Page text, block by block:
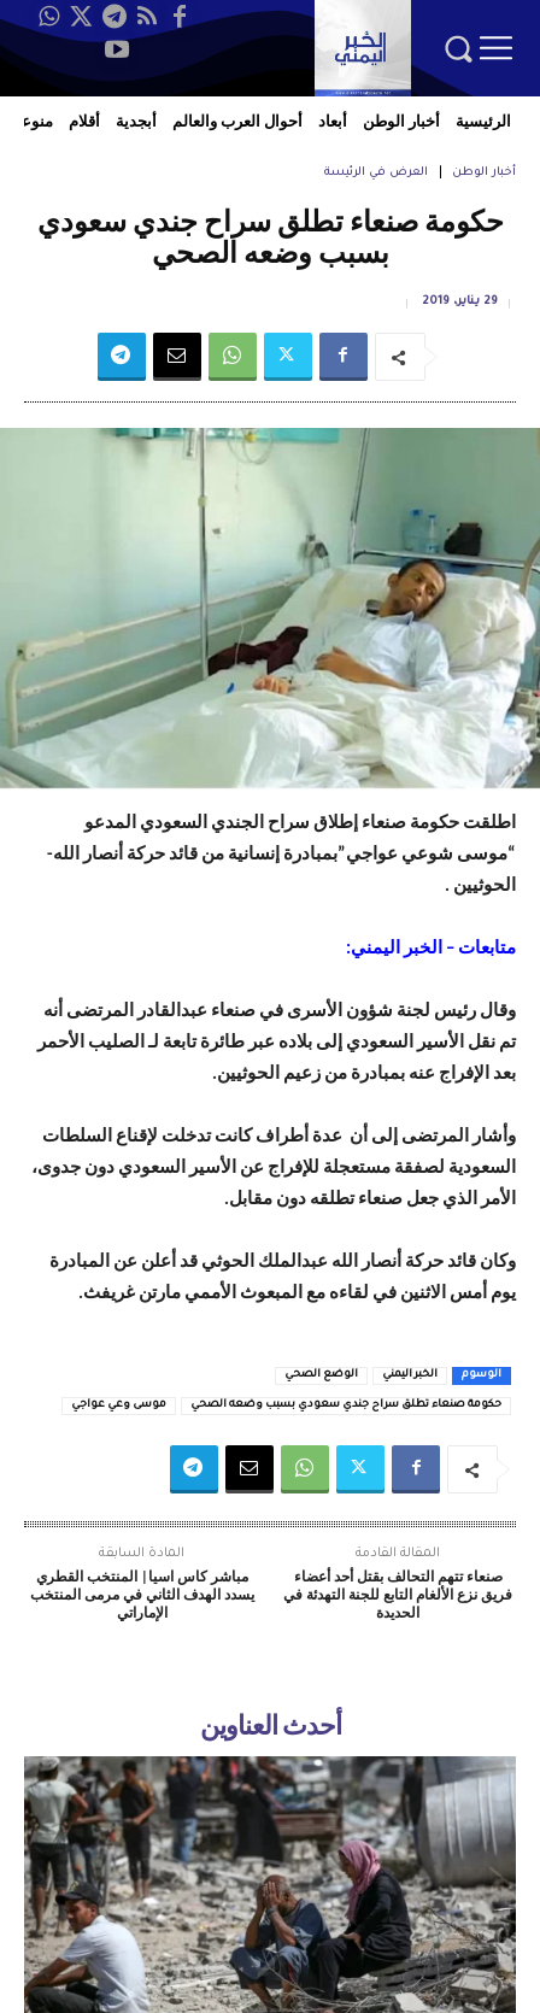
الرئيسية أخبار الوطن أبعاد أحوال العرب والعالم أبجدية أقلام منوعات
أخبار الوطن العرض في الرئيسة
حكومة صنعاء تطلق سراح جندي سعودي
بسبب وضعه الصحي
29 يناير، 2019
اطلقت حكومة صنعاء إطلاق سراح الجندي السعودي المدعو
“موسى شوعي عواجي”بمبادرة إنسانية من قائد حركة أنصار الله-
الحوثيين .
متابعات – الخبر اليمني:
وقال رئيس لجنة شؤون الأسرى في صنعاء عبدالقادر المرتضى أنه
تم نقل الأسير السعودي إلى بلاده عبر طائرة تابعة لـ الصليب الأحمر
بعد الإفراج عنه بمبادرة من زعيم الحوثيين.
وأشار المرتضى إلى أن عدة أطراف كانت تدخلت لإقناع السلطات
السعودية لصفقة مستعجلة للإفراج عن الأسير السعودي دون جدوى،
الأمر الذي جعل صنعاء تطلقه دون مقابل.
وكان قائد حركة أنصار الله عبدالملك الحوثي قد أعلن عن المبادرة
يوم أمس الاثنين في لقاءه مع المبعوث الأممي مارتن غريفث.
الوسوم الخبر اليمني الوضع الصحي
حكومة صنعاء تطلق سراح جندي سعودي بسبب وضعه الصحي موسى وعي عواجي
المادة السابقة
مباشر كاس اسيا| المنتخب القطري
يسدد الهدف الثاني في مرمى المنتخب
الإماراتي
المقالة القادمة
صنعاء تتهم التحالف بقتل أحد أعضاء
فريق نزع الألغام التابع للجنة التهدئة في
الحديدة
أحدث العناوين